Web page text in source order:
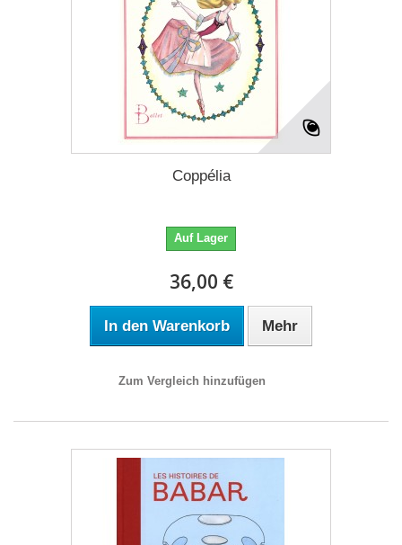
Coppélia
Auf Lager
36,00 €
In den Warenkorb Mehr
Zum Vergleich hinzufügen